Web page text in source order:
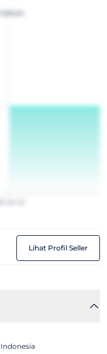
Lihat Profil Seller